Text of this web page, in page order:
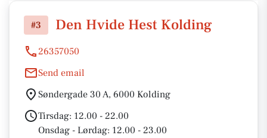
#3 Den Hvide Hest Kolding
26357050
Send email
Søndergade 30 A, 6000 Kolding
Tirsdag: 12.00 - 22.00
Onsdag - Lørdag: 12.00 - 23.00